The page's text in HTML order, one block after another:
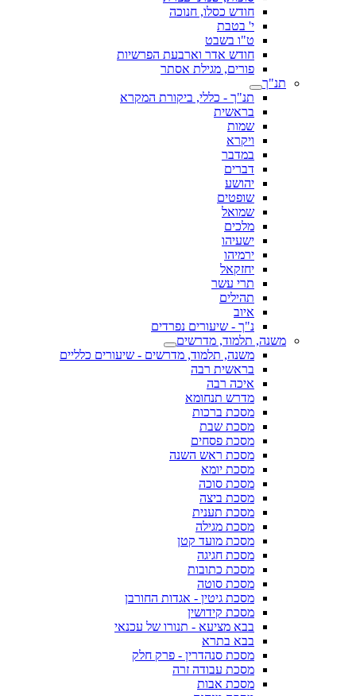
חודש כסלו, חנוכה
י' בטבת
ט"ו בשבט
חודש אדר וארבעת הפרשיות
פורים, מגילת אסתר
תנ"ך
תנ"ך - כללי, ביקורת המקרא
בראשית
שמות
ויקרא
במדבר
דברים
יהושע
שופטים
שמואל
מלכים
ישעיהו
ירמיהו
יחזקאל
תרי עשר
תהילים
איוב
נ"ך - שיעורים נפרדים
משנה, תלמוד, מדרשים
משנה, תלמוד, מדרשים - שיעורים כלליים
בראשית רבה
איכה רבה
מדרש תנחומא
מסכת ברכות
מסכת שבת
מסכת פסחים
מסכת ראש השנה
מסכת יומא
מסכת סוכה
מסכת ביצה
מסכת תענית
מסכת מגילה
מסכת מועד קטן
מסכת חגיגה
מסכת כתובות
מסכת סוטה
מסכת גיטין - אגדות החורבן
מסכת קידושין
בבא מציעא - תנורו של עכנאי
בבא בתרא
מסכת סנהדרין - פרק חלק
מסכת עבודה זרה
מסכת אבות